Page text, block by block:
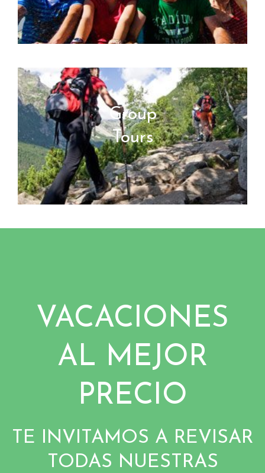
Group
Tours
VACACIONES
AL MEJOR
PRECIO
TE INVITAMOS A REVISAR
TODAS NUESTRAS